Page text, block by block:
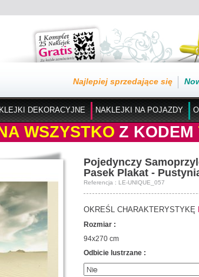
Najlepiej sprzedające się
DEKORACYJNE NAKLEJKI NA POJAZDY
WSZYSTKO Z KODEM
Pojedynczy
Pasek Plakat -
Referencja : LE-UNIQUE_057
OKREŚL CHARAKTERYSTYKĘ
Rozmiar :
94x270 cm
Odbicie lustrzane :